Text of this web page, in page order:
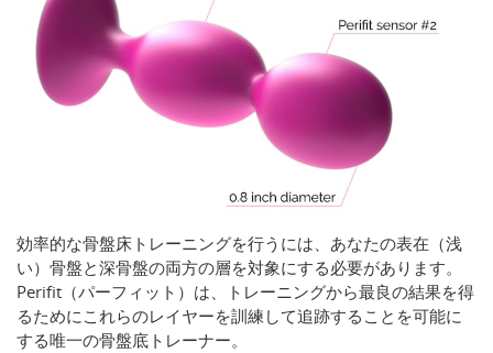
効率的な骨盤床トレーニングを行うには、あなたの表在（浅
い）骨盤と深骨盤の両方の層を対象にする必要があります。
Perifit（パーフィット）は、トレーニングから最良の結果を得
るためにこれらのレイヤーを訓練して追跡することを可能に
する唯一の骨盤底トレーナー。